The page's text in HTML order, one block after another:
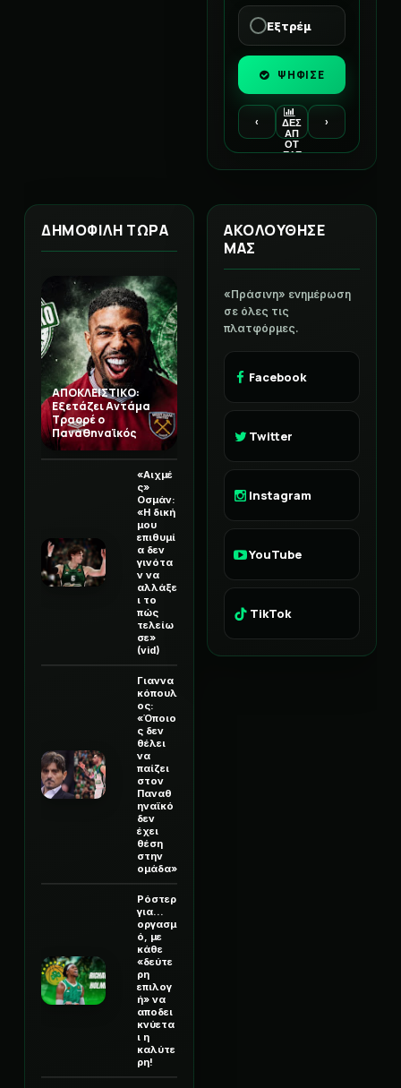
Εξτρέμ
ΨΗΦΙΣΕ
‹
ΔΕΣ
ΑΠ
ΟΤ
ΕΛΕ
›
ΔΗΜΟΦΙΛΗ ΤΩΡΑ
ΑΠΟΚΛΕΙΣΤΙΚΟ:
Εξετάζει Αντάμα
Τραορέ ο
Παναθηναϊκός
«Αιχμέ
ς»
Οσμάν:
«Η δική
μου
επιθυμί
α δεν
γινότα
ν να
αλλάξε
ι το
πώς
τελείω
σε»
(vid)
Γιαννα
κόπουλ
ος:
«Όποιο
ς δεν
θέλει
να
παίζει
στον
Παναθ
ηναϊκό
δεν
έχει
θέση
στην
ομάδα»
Ρόστερ
για...
οργασμ
ό, με
κάθε
«δεύτε
ρη
επιλογ
ή» να
αποδει
κνύετα
ι η
καλύτε
ρη!
ΑΚΟΛΟΥΘΗΣΕ
ΜΑΣ
«Πράσινη» ενημέρωση
σε όλες τις
πλατφόρμες.
Facebook
Twitter
Instagram
YouTube
TikTok